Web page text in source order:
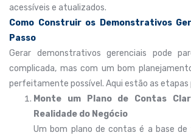
acessíveis e atualizados.
Como Construir os Demonstrativos
Passo
Gerar demonstrativos gerenciais pode
complicada, mas com um bom
perfeitamente possível. Aqui estão as etapas
Monte um Plano de Contas
Realidade do Negócio
Um bom plano de contas é a base de